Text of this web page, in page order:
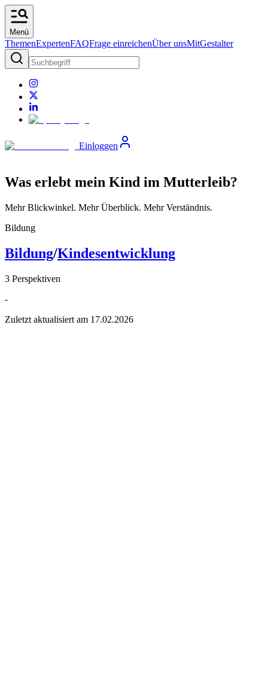
Menü
ThemenExpertenFAQFrage einreichenÜber unsMitGestalter
Einloggen
Was erlebt mein Kind im Mutterleib?
Mehr Blickwinkel. Mehr Überblick. Mehr Verständnis.
Bildung
Bildung/Kindesentwicklung
3 Perspektiven
-
Zuletzt aktualisiert am 17.02.2026